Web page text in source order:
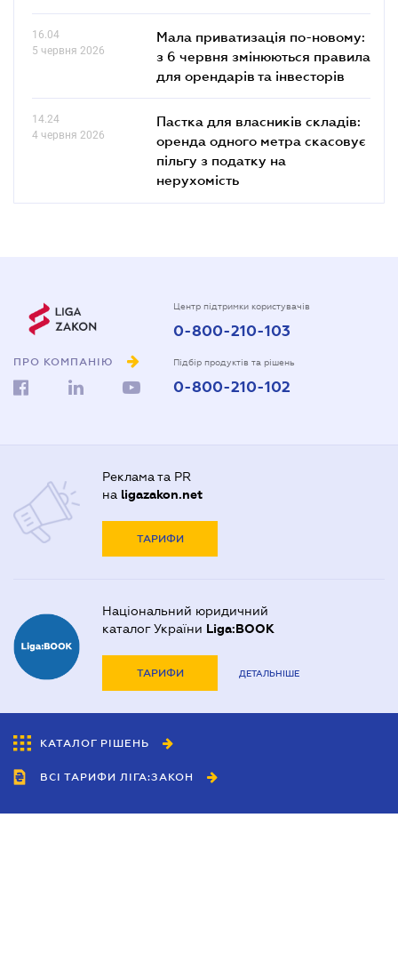
16.04
5 червня 2026
Мала приватизація по-новому:
з 6 червня змінюються правила
для орендарів та інвесторів
14.24
4 червня 2026
Пастка для власників складів:
оренда одного метра скасовує
пільгу з податку на
нерухомість
ПРО КОМПАНІЮ
Центр підтримки користувачів
0-800-210-103
Підбір продуктів та рішень
0-800-210-102
Реклама та PR
на ligazakon.net
ТАРИФИ
Національний юридичний
каталог України Liga:BOOK
ТАРИФИ ДЕТАЛЬНІШЕ
КАТАЛОГ РІШЕНЬ
ВСІ ТАРИФИ ЛІГА:ЗАКОН